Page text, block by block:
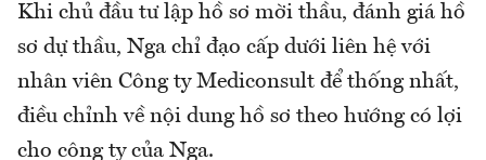
Khi chủ đầu tư lập hồ sơ mời thầu, đánh giá hồ
sơ dự thầu, Nga chỉ đạo cấp dưới liên hệ với
nhân viên Công ty Mediconsult để thống nhất,
điều chỉnh về nội dung hồ sơ theo hướng có lợi
cho công ty của Nga.